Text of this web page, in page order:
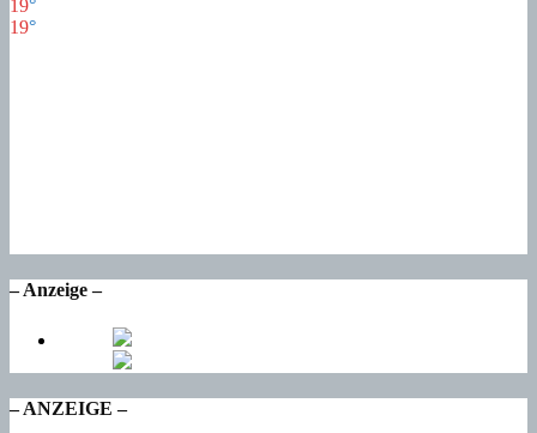
19°
19°
– Anzeige –
– ANZEIGE –